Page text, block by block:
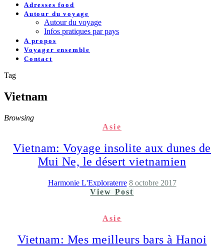
Adresses food
Autour du voyage
Autour du voyage
Infos pratiques par pays
A propos
Voyager ensemble
Contact
Tag
Vietnam
Browsing
Asie
Vietnam: Voyage insolite aux dunes de
Mui Ne, le désert vietnamien
Harmonie L'Exploraterre 8 octobre 2017
View Post
Asie
Vietnam: Mes meilleurs bars à Hanoi